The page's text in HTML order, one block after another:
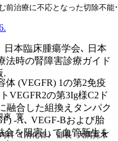
日本臨床腫瘍学会､ 日本
法時の腎障害診療ガイド
.
來 寛
科 (消化管) 部長 大隅寛木
前治療に不応となった切除
体 (VEGFR) 1の第2免疫
VEGFR2の第3Ig様C2ド
融合した組換えタンパク
-A､ VEGF-Bおよび胎
合を阻害して血管新生を